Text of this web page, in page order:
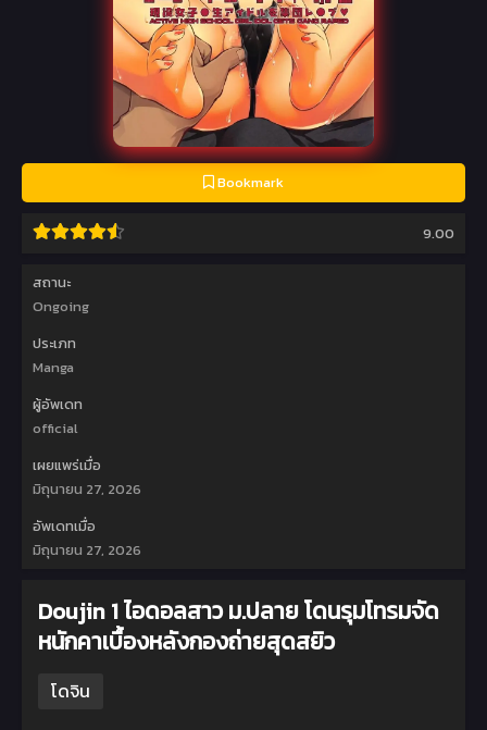
Bookmark
9.00
สถานะ
Ongoing
ประเภท
Manga
ผู้อัพเดท
official
เผยแพร่เมื่อ
มิถุนายน 27, 2026
อัพเดทเมื่อ
มิถุนายน 27, 2026
Doujin 1 ไอดอลสาว ม.ปลาย โดนรุมโทรมจัด
หนักคาเบื้องหลังกองถ่ายสุดสยิว
โดจิน